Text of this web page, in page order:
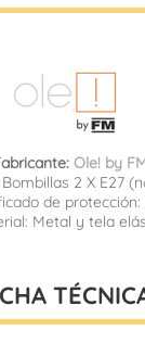
Ole! by
2 X E27
de protección:
Metal y tela